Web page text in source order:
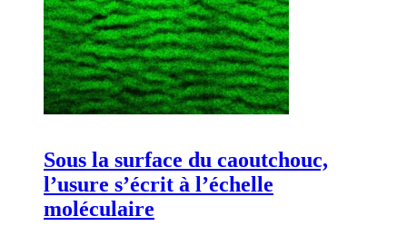
Sous la surface du caoutchouc,
l’usure s’écrit à l’échelle
moléculaire